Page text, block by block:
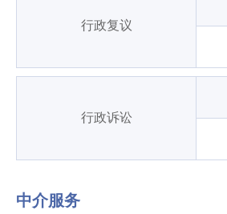
行政复议
行政诉讼
中介服务